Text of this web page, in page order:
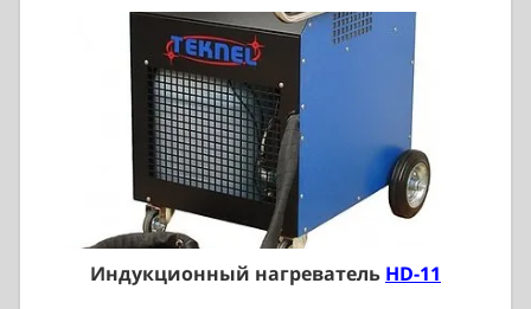
Индукционный нагреватель HD-11